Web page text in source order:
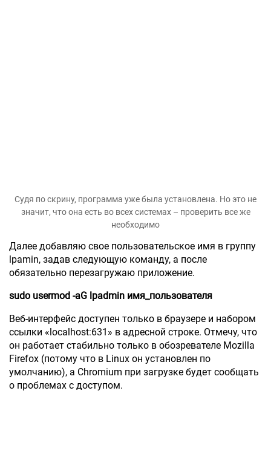
Судя по скрину, программа уже была установлена. Но это не
значит, что она есть во всех системах – проверить все же
необходимо
Далее добавляю свое пользовательское имя в группу
lpamin, задав следующую команду, а после
обязательно перезагружаю приложение.
sudo usermod -aG lpadmin имя_пользователя
Веб-интерфейс доступен только в браузере и набором
ссылки «localhost:631» в адресной строке. Отмечу, что
он работает стабильно только в обозревателе Mozilla
Firefox (потому что в Linux он установлен по
умолчанию), а Chromium при загрузке будет сообщать
о проблемах с доступом.